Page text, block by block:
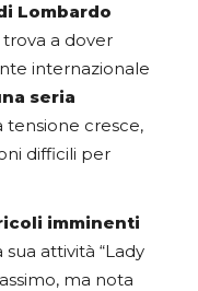
Lombardo
a dover
internazionale
seria
tensione cresce,
difficili per
imminenti
attività “Lady
ma nota